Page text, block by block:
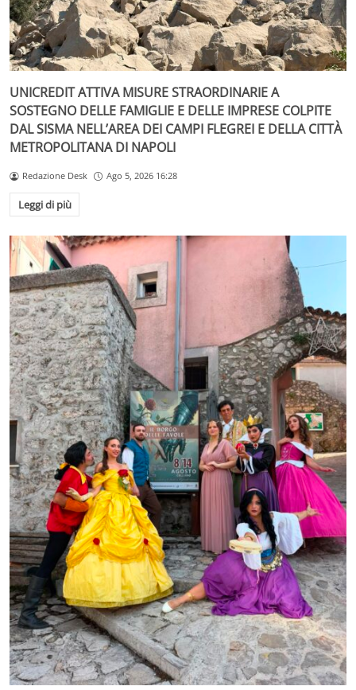
UNICREDIT ATTIVA MISURE STRAORDINARIE A
SOSTEGNO DELLE FAMIGLIE E DELLE IMPRESE COLPITE
DAL SISMA NELL’AREA DEI CAMPI FLEGREI E DELLA CITTÀ
METROPOLITANA DI NAPOLI
Redazione Desk Ago 5, 2026 16:28
Leggi di più